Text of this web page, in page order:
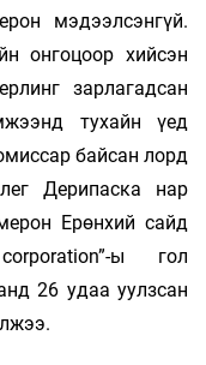
мэдээлсэнгүй.
онгоцоор хийсэн
зарлагадсан
тухайн үед
байсан лорд
Дерипаска нар
Ерөнхий сайд
ы гол
26 удаа уулзсан